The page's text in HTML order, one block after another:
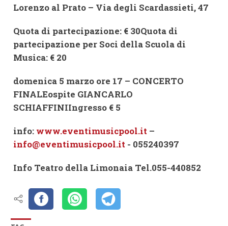
Lorenzo al Prato – Via degli Scardassieti, 47
Quota di partecipazione: € 30Quota di
partecipazione per Soci della Scuola di
Musica: € 20
domenica 5 marzo ore 17 – CONCERTO
FINALEospite GIANCARLO
SCHIAFFINIIngresso € 5
info: www.eventimusicpool.it –
info@eventimusicpool.it - 055240397
Info Teatro della Limonaia Tel.055-440852